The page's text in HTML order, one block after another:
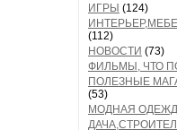
ИГРЫ (124)
(112)
НОВОСТИ (73)
ФИЛЬМЫ, ЧТО
ПОЛЕЗНЫЕ
(53)
МОДНАЯ